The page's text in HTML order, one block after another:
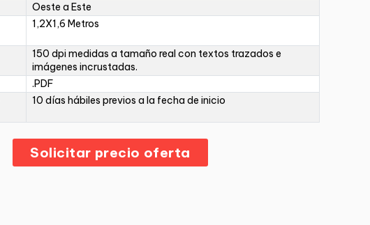
Oeste a Este
1,2X1,6 Metros
150 dpi medidas a tamaño real con textos trazados e
imágenes incrustadas.
.PDF
10 días hábiles previos a la fecha de inicio
Solicitar precio oferta